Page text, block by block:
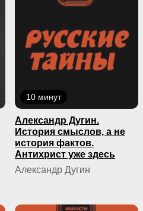
10 минут
Александр Дугин.
История смыслов, а не
история фактов.
Антихрист уже здесь
Александр Дугин